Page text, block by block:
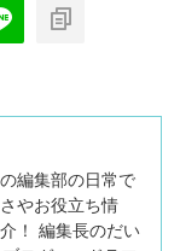
編集部の日常で
やお役立ち情
！ 編集長のだい